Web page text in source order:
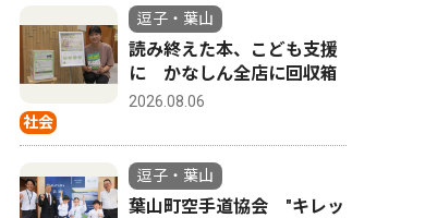
社会
逗子・葉山
読み終えた本、こども支援
に かなしん全店に回収箱
2026.08.06
逗子・葉山
葉山町空手道協会 "キレッ